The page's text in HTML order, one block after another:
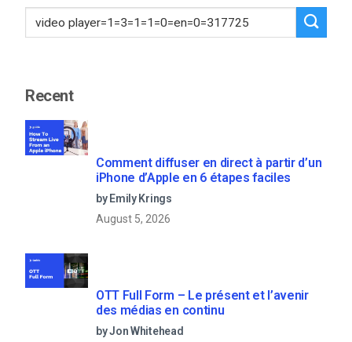
Recent
Comment diffuser en direct à partir d’un
iPhone d’Apple en 6 étapes faciles
by Emily Krings
August 5, 2026
OTT Full Form – Le présent et l’avenir
des médias en continu
by Jon Whitehead